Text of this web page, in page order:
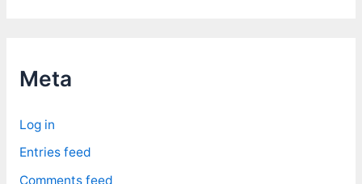
i
e
s
Meta
Log in
Entries feed
Comments feed